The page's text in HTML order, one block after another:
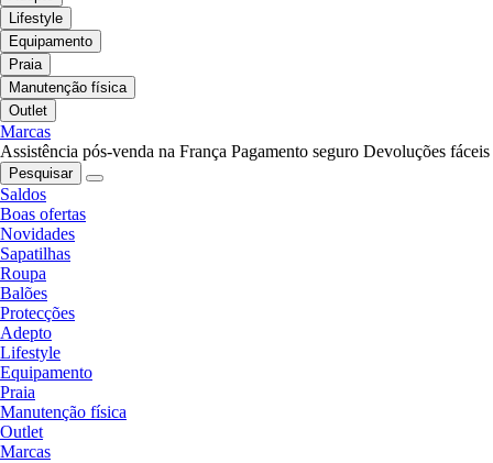
Lifestyle
Equipamento
Praia
Manutenção física
Outlet
Marcas
Assistência pós-venda na França Pagamento seguro Devoluções fáceis
Pesquisar
Saldos
Boas ofertas
Novidades
Sapatilhas
Roupa
Balões
Protecções
Adepto
Lifestyle
Equipamento
Praia
Manutenção física
Outlet
Marcas